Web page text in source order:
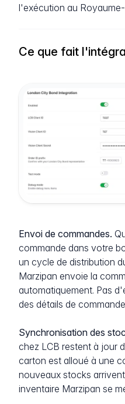
l'exécution au
Ce que fait
Envoi de commandes.
commande dans votre
un cycle de distribution
Marzipan envoie la
automatiquement. Pas
des détails de
Synchronisation des
chez LCB restent à jour
carton est alloué à une
nouveaux stocks
inventaire Marzipan se